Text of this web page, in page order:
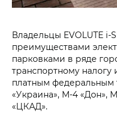
Владельцы EVOLUTE
преимуществами
парковками в ряде
транспортному
платным федеральным
«Украина», М-4 «Дон»,
«ЦКАД».